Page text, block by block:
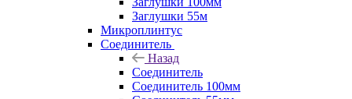
Заглушки 55м
Микроплинтус
Соединитель
Назад
Соединитель
Соединитель 100мм